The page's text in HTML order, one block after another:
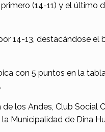
(14-11) y el último
14-13, destacándose el
con 5 puntos en la
los Andes, Club Social
Municipalidad de Dina